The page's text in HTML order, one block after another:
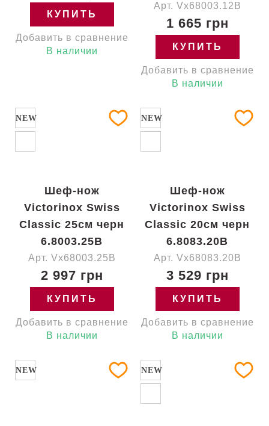
КУПИТЬ
Добавить в сравнение
В наличии
Арт. Vx68003.12B
1 665 грн
КУПИТЬ
Добавить в сравнение
В наличии
NEW
Шеф-нож
Victorinox Swiss
Classic 25см черн
6.8003.25B
Арт. Vx68003.25B
2 997 грн
КУПИТЬ
Добавить в сравнение
В наличии
NEW
Шеф-нож
Victorinox Swiss
Classic 20см черн
6.8083.20B
Арт. Vx68083.20B
3 529 грн
КУПИТЬ
Добавить в сравнение
В наличии
NEW NEW